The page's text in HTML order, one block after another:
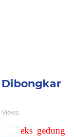
Views
eks gedung